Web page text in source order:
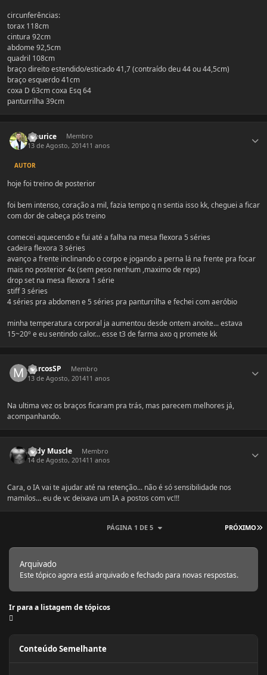
circunferências:
torax 118cm
cintura 92cm
abdome 92,5cm
quadril 108cm
braço direito estendido/esticado 41,7 (contraído deu 44 ou 44,5cm)
braço esquerdo 41cm
coxa D 63cm coxa Esq 64
panturrilha 39cm
maurice
Membro
13 de Agosto, 201411 anos
AUTOR
hoje foi treino de posterior
foi bem intenso, coração a mil, fazia tempo q n sentia isso kk, cheguei a ficar
com dor de cabeça pós treino
comecei aquecendo e fui até a falha na mesa flexora 5 séries
cadeira flexora 3 séries
avanço a frente inclinando o corpo e jogando a perna lá na frente pra focar
mais no posterior 4x (sem peso nenhum ,maximo de reps)
drop set na mesa flexora 1 série
stiff 3 séries
4 séries pra abdomen e 5 séries pra panturrilha e fechei com aeróbio
minha temperatura corporal ja aumentou desde ontem anoite... estava
15~20º e eu sentindo calor... esse t3 de farma axo q promete kk
MarcosSP
Membro
13 de Agosto, 201411 anos
Na ultima vez os braços ficaram pra trás, mas parecem melhores já,
acompanhando.
Body Muscle
Membro
14 de Agosto, 201411 anos
Cara, o IA vai te ajudar até na retenção... não é só sensibilidade nos
mamilos... eu de vc deixava um IA a postos com vc!!!
PRÓXIMO
PÁGINA 1 DE 5
Arquivado
Este tópico agora está arquivado e fechado para novas respostas.
Ir para a listagem de tópicos
Conteúdo Semelhante